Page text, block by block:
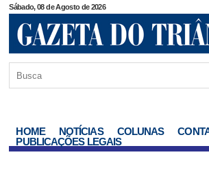
Sábado, 08 de Agosto de 2026
HOME NOTÍCIAS COLUNAS
PUBLICAÇÕES LEGAIS